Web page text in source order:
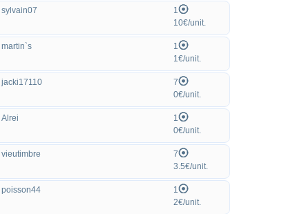
sylvain07
1
10€/unit.
martin`s
1
1€/unit.
jacki17110
7
0€/unit.
Alrei
1
0€/unit.
vieutimbre
7
3.5€/unit.
poisson44
1
2€/unit.